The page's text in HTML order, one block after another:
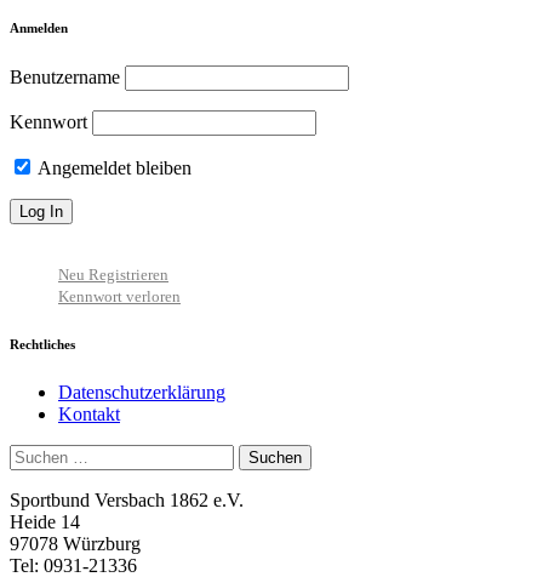
Anmelden
Benutzername
Kennwort
Angemeldet bleiben
Neu Registrieren
Kennwort verloren
Rechtliches
Datenschutzerklärung
Kontakt
Suchen
nach:
Sportbund Versbach 1862 e.V.
Heide 14
97078 Würzburg
Tel: 0931-21336